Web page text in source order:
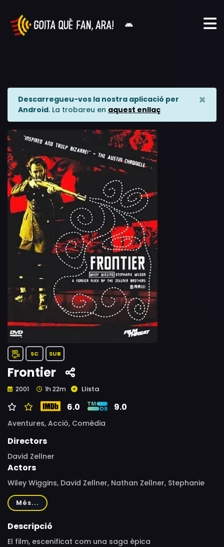
Descarregueu-vos la nostra aplicació per
Android. La trobareu en aquest enllaç
×
SC SUB
Frontier
2001 1h 22m Llista
6.0 9.0
Aventures, Acció, Comèdia
Directors
David Zellner
Actors
Wiley Wiggins, David Zellner, Nathan Zellner, Stephanie
Wilson
Més...
Descripció
El film, escenificat com una saga èpica